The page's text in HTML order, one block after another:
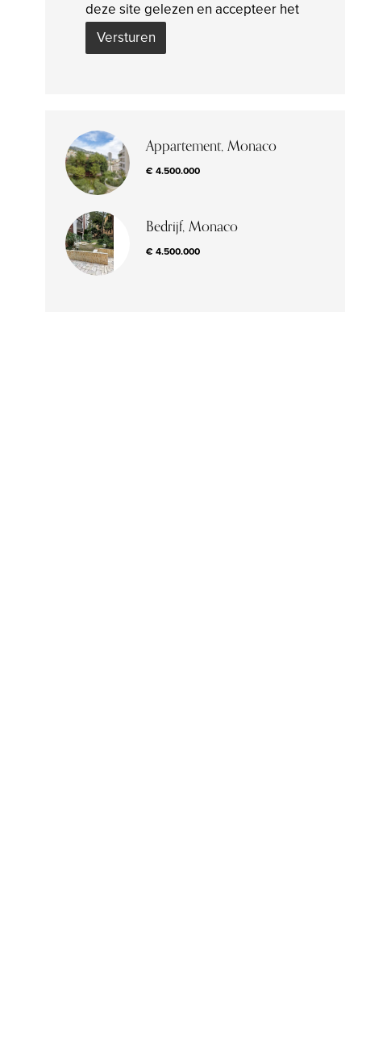
deze site gelezen en accepteer het
Versturen
Appartement, Monaco
€ 4.500.000
Bedrijf, Monaco
€ 4.500.000